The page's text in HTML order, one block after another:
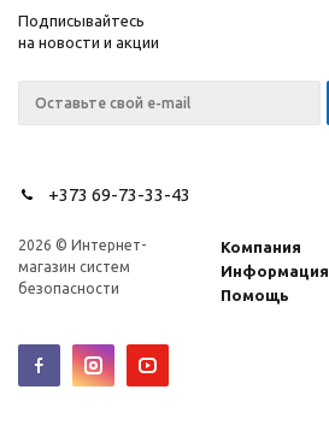
Подписывайтесь
на новости и акции
+373 69-73-33-43
2026 © Интернет-
магазин систем
безопасности
Компания
Информация
Помощь